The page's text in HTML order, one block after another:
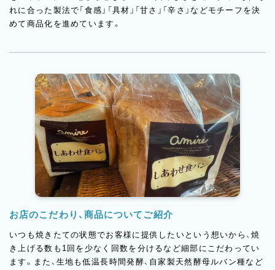
れに合った製法で「食感」「具材」「甘さ」「辛さ」などモチーフを決
めて商品化を進めています。
お店のこだわり、商品についてご紹介
いつも焼きたての状態でお客様に提供したいという想いから、焼
き上げる数も1回を少なく回数を分けるなど細部にこだわってい
ます。また、生地も低温長時間発酵、自家製天然酵母ルバン種など